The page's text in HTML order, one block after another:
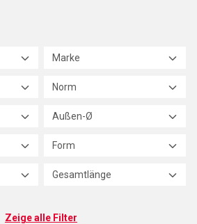
Marke
Norm
Außen-Ø
Form
Gesamtlänge
Zeige alle Filter